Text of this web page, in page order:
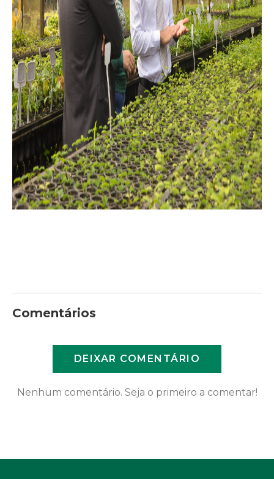
Comentários
DEIXAR COMENTÁRIO
Nenhum comentário. Seja o primeiro a comentar!